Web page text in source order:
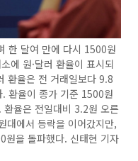
한 달여 만에 다시 1500원
에 원·달러 환율이 표시되
환율은 전 거래일보다 9.8
환율이 종가 기준 1500원
율은 전일대비 3.2원 오른
에서 등락을 이어갔지만,
원을 돌파했다. 신태현 기자